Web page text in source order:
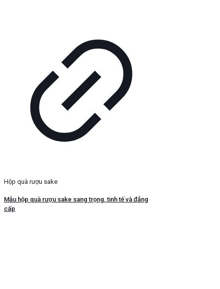
Hộp quà rượu sake
Mẫu hộp quà rượu sake sang trọng, tinh tế và đẳng
cấp